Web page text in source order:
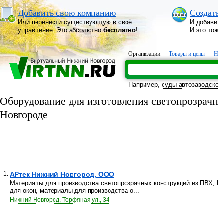
Добавить свою компанию
Или перенести существующую в своё
управление. Это абсолютнобесплатно!
И
И это
Организации Товары и цены
Например, суды
Оборудование для изготовления
Новгороде
1. АРтек Нижний Новгород, ООО
Материалы для производства светопрозрачных конструкций из
для окон, материалы для производства о...
Нижний Новгород, Торфяная ул., 34